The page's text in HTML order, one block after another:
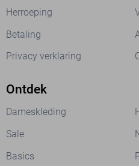
Herroeping
Betaling
Privacy verklaring
Ontdek
Dameskleding
Sale
Basics